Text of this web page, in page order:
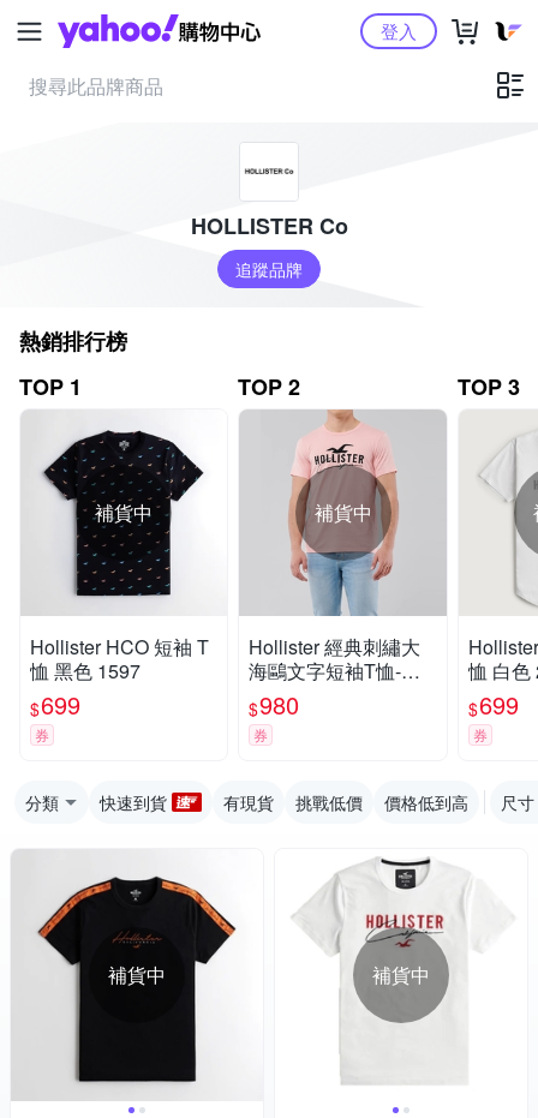
Yahoo購物中心登入
HOLLISTER Co
追蹤品牌
熱銷排行榜
TOP 1
補貨中
Hollister HCO 短袖 T
恤 黑色 1597
$699
券
TOP 2
補貨中
Hollister 經典刺繡大
海鷗文字短袖T恤-粉
橘色
$980
券
TOP 3
恤 白色
$699
券
分類 快速到貨 有現貨 挑戰低價 價格低到高 尺寸
補貨中 補貨中